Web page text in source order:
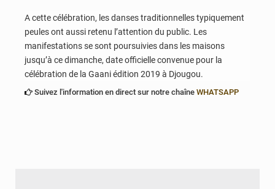
A cette célébration, les danses traditionnelles typiquement
peules ont aussi retenu l’attention du public. Les
manifestations se sont poursuivies dans les maisons
jusqu’à ce dimanche, date officielle convenue pour la
célébration de la Gaani édition 2019 à Djougou.
Suivez l'information en direct sur notre chaîne WHATSAPP